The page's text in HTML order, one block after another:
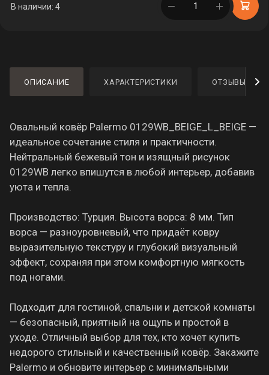
В наличии: 4 в корзине
ОПИСАНИЕ ХАРАКТЕРИСТИКИ ОТЗЫВЫ
Овальный ковёр Palermo 0129WB_BEIGE_L_BEIGE —
идеальное сочетание стиля и практичности.
Нейтральный бежевый тон и изящный рисунок
0129WB легко впишутся в любой интерьер, добавив
уюта и тепла.
Производство: Турция. Высота ворса: 8 мм. Тип
ворса — разноуровневый, что придаёт ковру
выразительную текстуру и глубокий визуальный
эффект, сохраняя при этом комфортную мягкость
под ногами.
Подходит для гостиной, спальни и детской комнаты
— безопасный, приятный на ощупь и простой в
уходе. Отличный выбор для тех, кто хочет купить
недорого стильный и качественный ковёр. Закажите
Palermo и обновите интерьер с минимальными